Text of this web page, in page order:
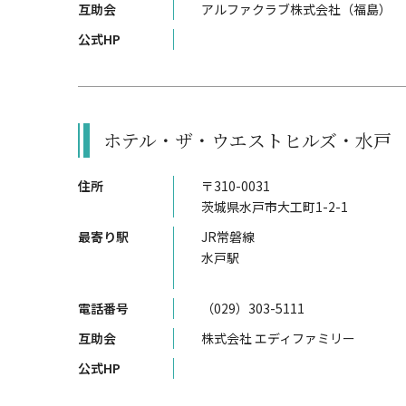
互助会
アルファクラブ株式会社（福島）
公式HP
ホテル・ザ・ウエストヒルズ・水戸
住所
〒310-0031
茨城県水戸市大工町1-2-1
最寄り駅
JR常磐線
水戸駅
電話番号
（029）303-5111
互助会
株式会社 エディファミリー
公式HP